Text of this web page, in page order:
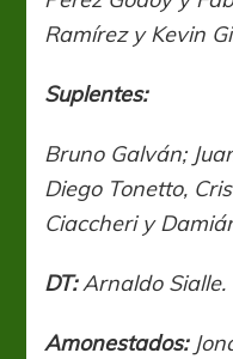
Ramírez y Kevin
Suplentes:
Bruno Galván;
Diego Tonetto,
Ciaccheri y
DT:Arnaldo Sialle.
Amonestados: